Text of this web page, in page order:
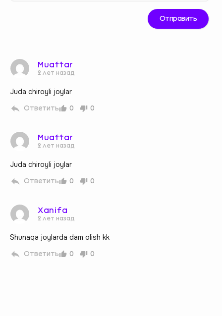
Muattar
2 лет назад
Juda chiroyli joylar
0 0
Ответить
Muattar
2 лет назад
Juda chiroyli joylar
0 0
Ответить
Xanifa
2 лет назад
Shunaqa joylarda dam olish kk
0 0
Ответить